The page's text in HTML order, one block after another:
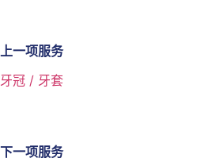
上一项服务
牙冠 / 牙套
下一项服务